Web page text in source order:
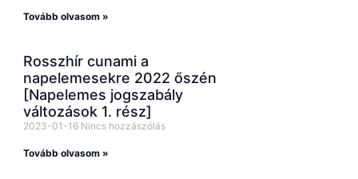
Tovább olvasom »
Rosszhír cunami a
napelemesekre 2022 őszén
[Napelemes jogszabály
változások 1. rész]
2023-01-16 Nincs hozzászólás
Tovább olvasom »